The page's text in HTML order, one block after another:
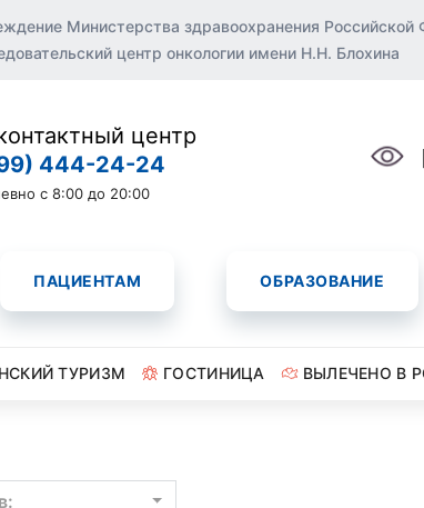
Министерства здравоохранения Российской
центр онкологии имени Н.Н. Блохина
центр
444-24-24
с 8:00 до 20:00
ПАЦИЕНТАМ ОБРАЗОВАНИЕ
ТУРИЗМ ГОСТИНИЦА ВЫЛЕЧЕНО В